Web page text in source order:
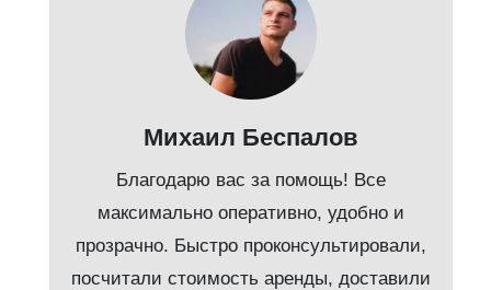
Михаил Беспалов
Благодарю вас за помощь! Все
максимально оперативно, удобно и
прозрачно. Быстро проконсультировали,
посчитали стоимость аренды, доставили